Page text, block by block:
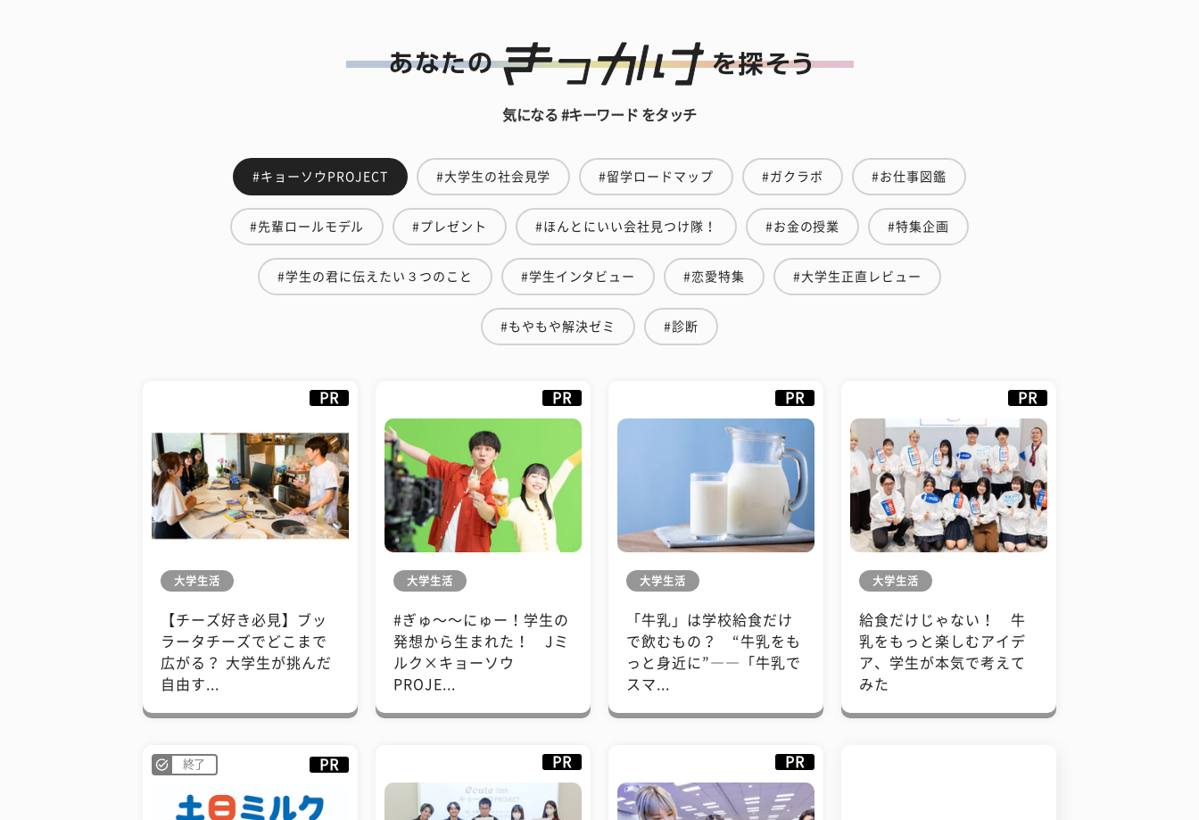
気になる #キーワード をタッチ
#キョーソウPROJECT #大学生の社会見学 #留学ロードマップ #ガクラボ #お仕事図鑑
#先輩ロールモデル #プレゼント #ほんとにいい会社見つけ隊！ #お金の授業 #特集企画
#学生の君に伝えたい３つのこと #学生インタビュー #恋愛特集 #大学生正直レビュー
#もやもや解決ゼミ #診断
PR
大学生活
【チーズ好き必見】ブッ
ラータチーズでどこまで
広がる？ 大学生が挑んだ
自由す...
PR
大学生活
#ぎゅ〜〜にゅー！学生の
発想から生まれた！ Jミ
ルク×キョーソウ
PROJE...
PR
大学生活
「牛乳」は学校給食だけ
で飲むもの？ “牛乳をも
っと身近に”――「牛乳で
スマ...
PR
大学生活
給食だけじゃない！ 牛
乳をもっと楽しむアイデ
ア、学生が本気で考えて
みた
終了 PR PR PR